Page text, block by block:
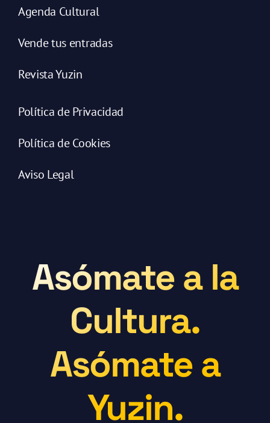
Agenda Cultural
Vende tus entradas
Revista Yuzin
Política de Privacidad
Política de Cookies
Aviso Legal
Asómate a la
Cultura.
Asómate a
Yuzin.